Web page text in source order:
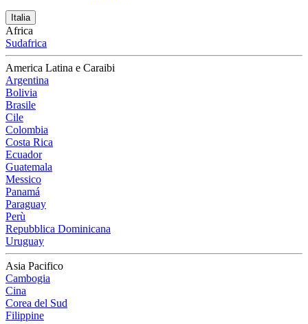
Italia
Africa
Sudafrica
America Latina e Caraibi
Argentina
Bolivia
Brasile
Cile
Colombia
Costa Rica
Ecuador
Guatemala
Messico
Panamá
Paraguay
Perù
Repubblica Dominicana
Uruguay
Asia Pacifico
Cambogia
Cina
Corea del Sud
Filippine